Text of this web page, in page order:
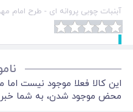
آبنبات چوبی پروانه ای - طرح امام
این کالا فعلا موجود نیست اما
محض موجود شدن، به شما